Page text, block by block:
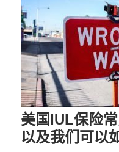
美国IUL保险
以及我们可以